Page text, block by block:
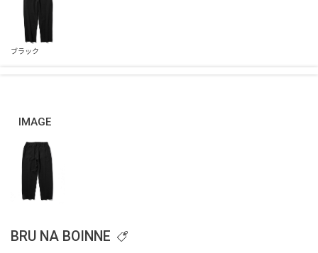
IMAGE
BRU NA BOINNE